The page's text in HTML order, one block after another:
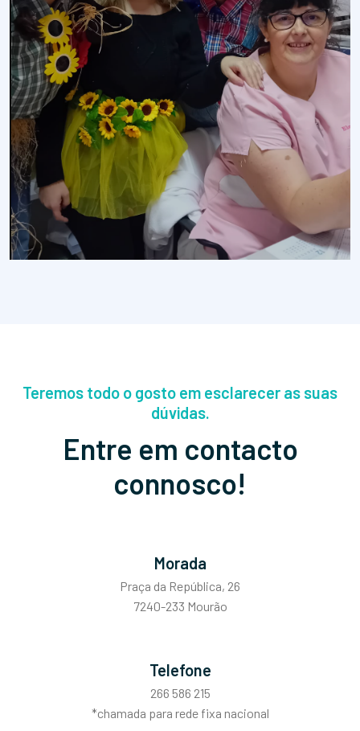
Teremos todo o gosto em esclarecer as suas
dúvidas.
Entre em contacto
connosco!
Morada
Praça da República, 26
7240-233 Mourão
Telefone
266 586 215
*chamada para rede fixa nacional